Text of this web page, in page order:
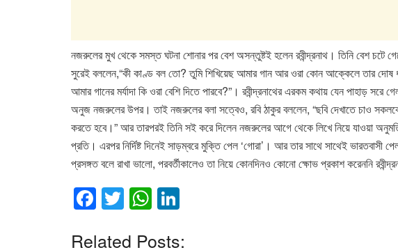
নজরুলের মুখ থেকে সমস্ত ঘটনা শোনার পর বেশ অসন্তুষ্টই হলেন রবীন্দ্রনাথ। তিনি বেশ চটে
সুরেই বললেন,“কী কাণ্ড বল তো? তুমি শিখিয়েছ আমার গান আর ওরা কোন আক্কেলে তার দোষ
আমার গানের মর্যাদা কি ওরা বেশি দিতে পারবে?”। রবীন্দ্রনাথের এরকম কথায় যেন পাহাড় সরে
অনুজ নজরুলের উপর। তাই নজরুলের বলা সত্বেও, রবি ঠাকুর বললেন, “ছবি দেখাতে চাও
করতে হবে।” আর তারপরই তিনি সই করে দিলেন নজরুলের আগে থেকে লিখে নিয়ে যাওয়া
প্রতি। এরপর নির্দিষ্ট দিনেই সাড়ম্বরে মুক্তি পেল ‘গোরা’। আর তার সাথে সাথেই ভারতবাসী
প্রসঙ্গত বলে রাখা ভালো, পরবর্তীকালেও তা নিয়ে কোনদিনও কোনো ক্ষোভ প্রকাশ করেননি
F
c
T
tt
W
at k
Related Posts: